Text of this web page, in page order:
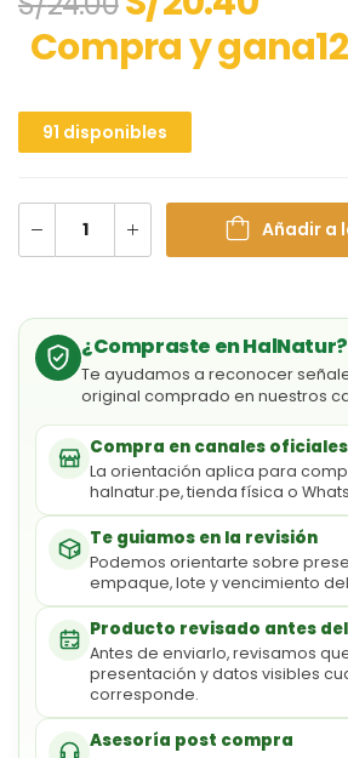
Compra y gana12
91 disponibles
Añadir a
¿Compraste en HalNatur?
Te ayudamos a reconocer
original comprado en nuestros
Compra en canales oficiales
La orientación aplica para
halnatur.pe, tienda física o
Te guiamos en la revisión
Podemos orientarte sobre
empaque, lote y vencimiento
Producto revisado antes
Antes de enviarlo, revisamos
presentación y datos visibles
corresponde.
Asesoría post compra